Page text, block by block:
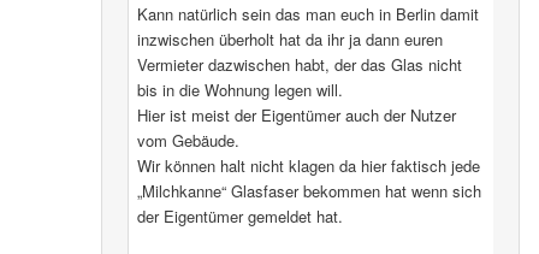
Kann natürlich sein das man euch in Berlin damit
inzwischen überholt hat da ihr ja dann euren
Vermieter dazwischen habt, der das Glas nicht
bis in die Wohnung legen will.
Hier ist meist der Eigentümer auch der Nutzer
vom Gebäude.
Wir können halt nicht klagen da hier faktisch jede
„Milchkanne“ Glasfaser bekommen hat wenn sich
der Eigentümer gemeldet hat.